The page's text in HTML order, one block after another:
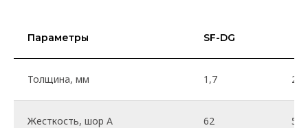
Параметры SF-DG
Толщина, мм 1,7
Жесткость, шор А 62 55
Решения для флексопечати